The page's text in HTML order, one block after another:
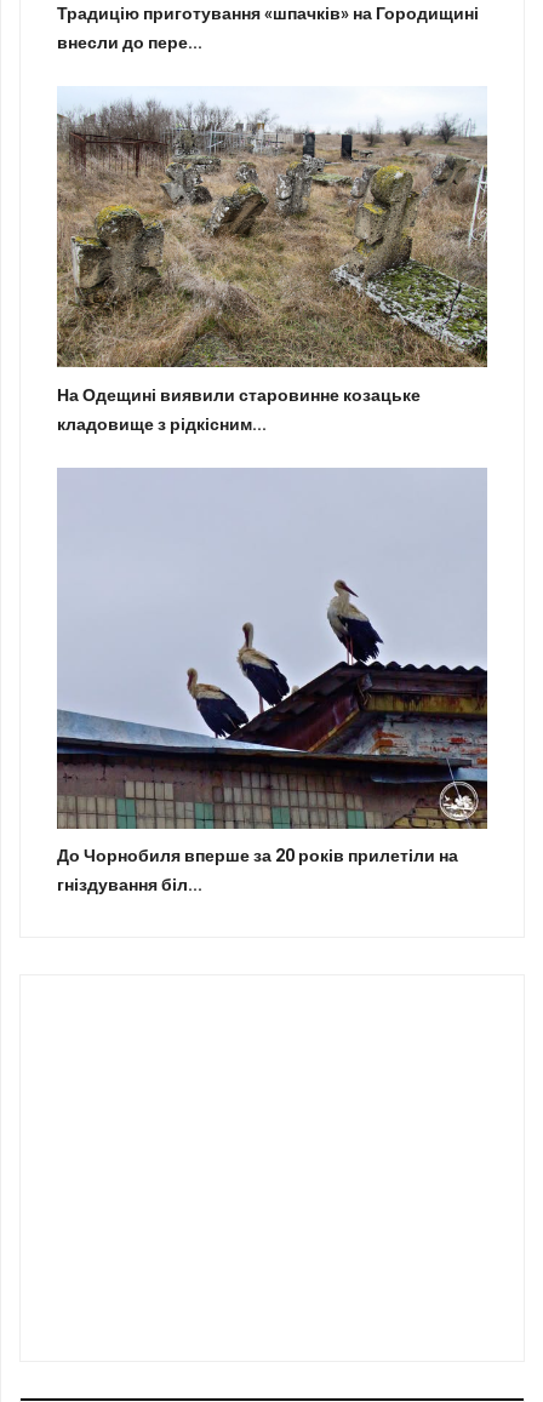
Традицію приготування «шпачків» на Городищині
внесли до пере...
На Одещині виявили старовинне козацьке
кладовище з рідкісним...
До Чорнобиля вперше за 20 років прилетіли на
гніздування біл...